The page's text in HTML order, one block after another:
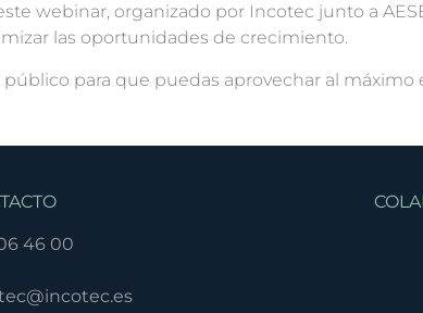
webinar, organizado por Incotec junto a
las oportunidades de crecimiento.
para que puedas aprovechar al máximo
46 00